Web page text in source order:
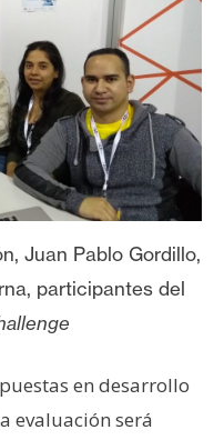
Juan Pablo Gordillo,
participantes del
en desarrollo
evaluación será